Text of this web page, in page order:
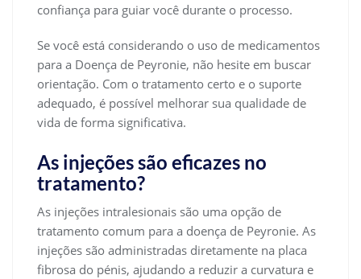
confiança para guiar você durante o processo.
Se você está considerando o uso de medicamentos
para a Doença de Peyronie, não hesite em buscar
orientação. Com o tratamento certo e o suporte
adequado, é possível melhorar sua qualidade de
vida de forma significativa.
As injeções são eficazes no
tratamento?
As injeções intralesionais são uma opção de
tratamento comum para a doença de Peyronie. As
injeções são administradas diretamente na placa
fibrosa do pénis, ajudando a reduzir a curvatura e